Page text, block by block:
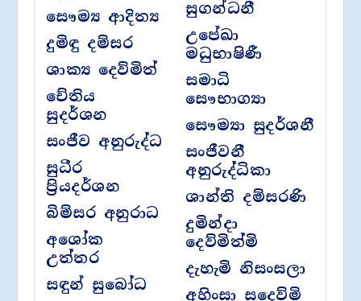
සෞම්‍ය ආදිත්‍ය
දුමිඳු දම්සර
ශාක්‍ය දෙව්මිත්
චේතිය
සුදර්ශන
සංජීව අනුරුද්ධ
සුධීර
ප්‍රියදර්ශන
බිම්සර අනුරාධ
අශෝක
උත්තර
සඳුන් සුබෝධ
සුගන්ධනී
උපේඛා
මධුභාෂිණී
සමාධි
සෞභාග්‍යා
සෞම්‍යා සුදර්ශනී
සංජීවනී
අනුරුද්ධිකා
ශාන්ති දම්සරණි
දුමින්දා
දෙව්මිත්මි
දැහැමි නිසංසලා
අහිංසා සදෙව්මි